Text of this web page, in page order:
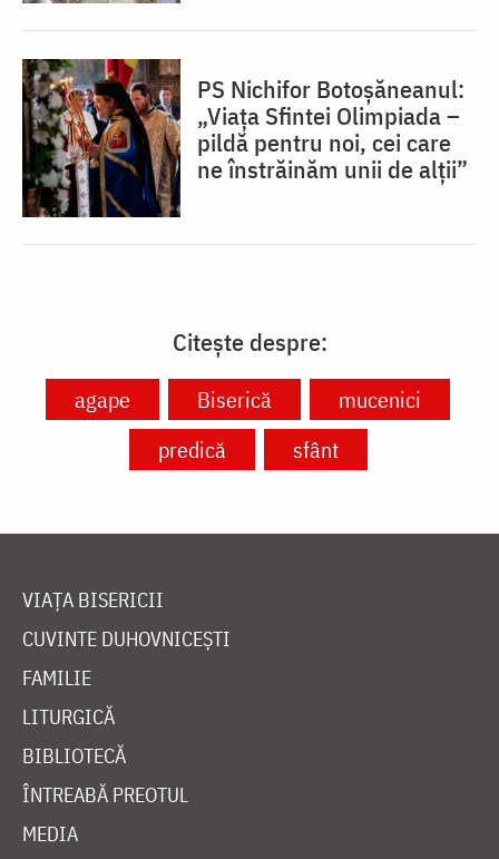
PS Nichifor Botoșăneanul:
„Viața Sfintei Olimpiada –
pildă pentru noi, cei care
ne înstrăinăm unii de alții”
Citește despre:
agape Biserică
mucenici
predică
sfânt
VIAȚA BISERICII
CUVINTE DUHOVNICEȘTI
FAMILIE
LITURGICĂ
BIBLIOTECĂ
ÎNTREABĂ PREOTUL
MEDIA